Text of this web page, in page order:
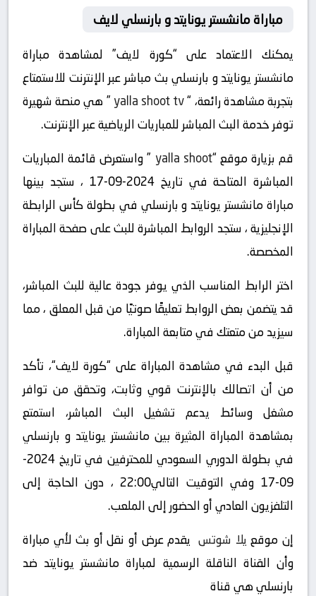
مباراة مانشستر يونايتد و بارنسلي لايف
يمكنك الاعتماد على “كورة لايف” لمشاهدة مباراة
مانشستر يونايتد و بارنسلي بث مباشر عبر الإنترنت للاستمتاع
بتجربة مشاهدة رائعة، “yalla shoot tv” هي منصة شهيرة
توفر خدمة البث المباشر للمباريات الرياضية عبر الإنترنت.
قم بزيارة موقع “yalla shoot ” واستعرض قائمة المباريات
المباشرة المتاحة في تاريخ 2024-09-17 ، ستجد بينها
مباراة مانشستر يونايتد و بارنسلي في بطولة كأس الرابطة
الإنجليزية ، ستجد الروابط المباشرة للبث على صفحة المباراة
المخصصة.
اختر الرابط المناسب الذي يوفر جودة عالية للبث المباشر،
قد يتضمن بعض الروابط تعليقًا صوتيًا من قبل المعلق ، مما
سيزيد من متعتك في متابعة المباراة.
قبل البدء في مشاهدة المباراة على “كورة لايف“، تأكد
من أن اتصالك بالإنترنت قوي وثابت، وتحقق من توافر
مشغل وسائط يدعم تشغيل البث المباشر، استمتع
بمشاهدة المباراة المثيرة بين مانشستر يونايتد و بارنسلي
في بطولة الدوري السعودي للمحترفين في تاريخ 2024-
09-17 وفي التوقيت التالي22:00 ، دون الحاجة إلى
التلفزيون العادي أو الحضور إلى الملعب.
إن موقع يلا شوتسيقدم عرض أو نقل أو بث لأي مباراة
وأن القناة الناقلة الرسمية لمباراة مانشستر يونايتد ضد
بارنسلي هي قناة